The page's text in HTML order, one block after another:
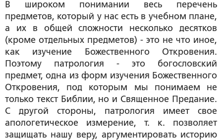
В широком понимании весь перечень
предметов, который у нас есть в учебном плане,
а их в общей сложности несколько десятков
(кроме отдельных предметов) - это не что иное,
как изучение Божественного Откровения.
Поэтому патрология - это богословский
предмет, одна из форм изучения Божественного
Откровения, под которым мы понимаем не
только текст Библии, но и Священное Предание.
С другой стороны, патрология имеет свое
апологетическое измерение, т. к. позволяет
защищать нашу веру, аргументировать историю